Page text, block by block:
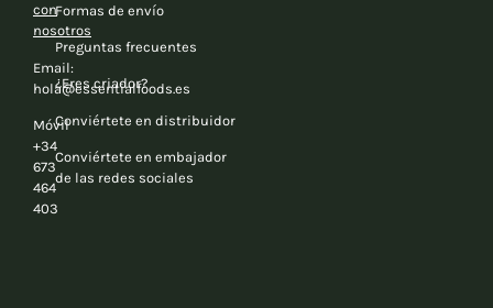
con
nosotros
Email:
hola@essentialfoods.es
Móvil
+34
673
464
403
Formas de envío
Preguntas frecuentes
¿Eres criador?
Conviértete en distribuidor
Conviértete en embajador
de las redes sociales